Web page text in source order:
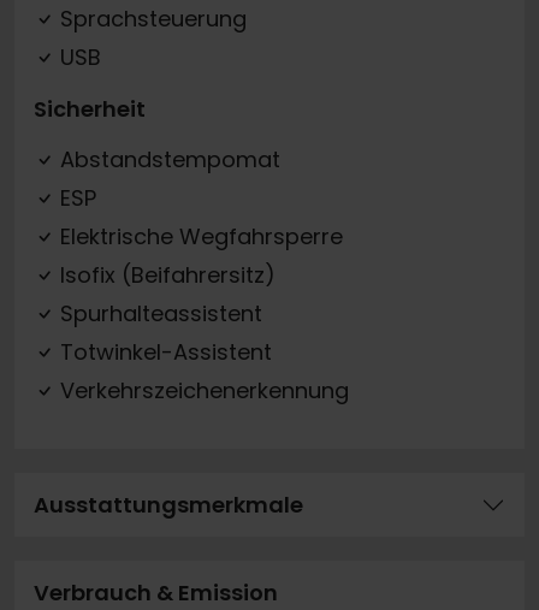
Sprachsteuerung
USB
Sicherheit
Abstandstempomat
ESP
Elektrische Wegfahrsperre
Isofix (Beifahrersitz)
Spurhalteassistent
Totwinkel-Assistent
Verkehrszeichenerkennung
Ausstattungsmerkmale
Verbrauch & Emission